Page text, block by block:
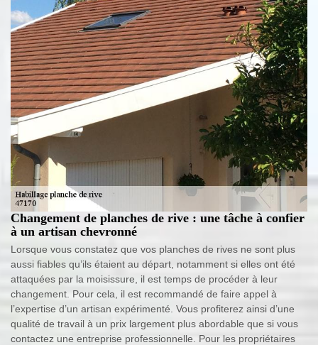
Changement de planches de rive : une tâche à confier
à un artisan chevronné
Lorsque vous constatez que vos planches de rives ne sont plus
aussi fiables qu’ils étaient au départ, notamment si elles ont été
attaquées par la moisissure, il est temps de procéder à leur
changement. Pour cela, il est recommandé de faire appel à
l’expertise d’un artisan expérimenté. Vous profiterez ainsi d’une
qualité de travail à un prix largement plus abordable que si vous
contactez une entreprise professionnelle. Pour les propriétaires